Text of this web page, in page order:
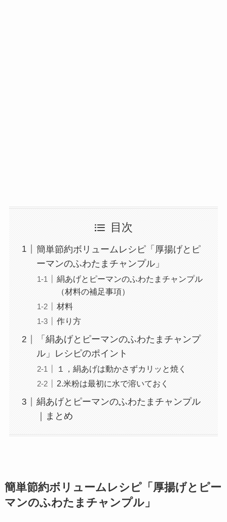
目次
簡単節約ボリュームレシピ「厚揚げとピ
ーマンのふわたまチャンプル」
絹あげとピーマンのふわたまチャンプル
（材料の補足事項）
材料
作り方
「絹あげとピーマンのふわたまチャンプ
ル」レシピのポイント
１，絹あげは動かさずカリッと焼く
2.米粉は最初に水で溶いておく
絹あげとピーマンのふわたまチャンプル
｜まとめ
簡単節約ボリュームレシピ「厚揚げとピー
マンのふわたまチャンプル」